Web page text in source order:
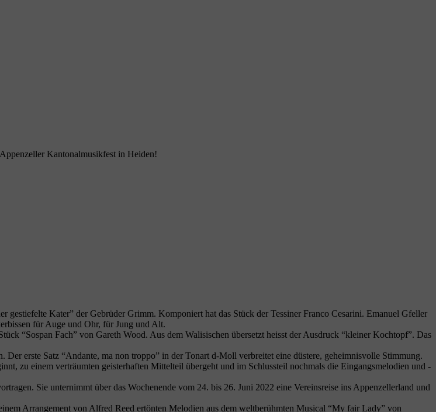
Kantonalmusikfest in Heiden!
Kater” der Gebrüder Grimm. Komponiert hat das Stück der Tessiner Franco Cesarini. Emanuel Gfeller
für Auge und Ohr, für Jung und Alt.
“Sospan Fach” von Gareth Wood. Aus dem Walisischen übersetzt heisst der Ausdruck “kleiner Kochtopf”. Das
erste Satz “Andante, ma non troppo” in der Tonart d-Moll verbreitet eine düstere, geheimnisvolle Stimmung.
zu einem verträumten geisterhaften Mittelteil übergeht und im Schlussteil nochmals die Eingangsmelodien und -
Sie unternimmt über das Wochenende vom 24. bis 26. Juni 2022 eine Vereinsreise ins Appenzellerland und
Arrangement von Alfred Reed ertönten Melodien aus dem weltberühmten Musical “My fair Lady” von